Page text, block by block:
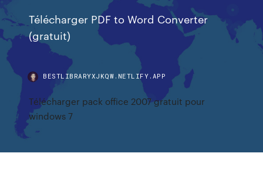
Télécharger PDF to Word Converter
(gratuit)
BESTLIBRARYXJKQW.NETLIFY.APP
Télécharger pack office 2007 gratuit pour
windows 7